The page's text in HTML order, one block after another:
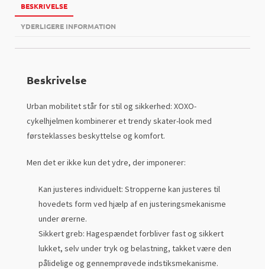
BESKRIVELSE
YDERLIGERE INFORMATION
Beskrivelse
Urban mobilitet står for stil og sikkerhed: XOXO-
cykelhjelmen kombinerer et trendy skater-look med
førsteklasses beskyttelse og komfort.
Men det er ikke kun det ydre, der imponerer:
Kan justeres individuelt: Stropperne kan justeres til
hovedets form ved hjælp af en justeringsmekanisme
under ørerne.
Sikkert greb: Hagespændet forbliver fast og sikkert
lukket, selv under tryk og belastning, takket være den
pålidelige og gennemprøvede indstiksmekanisme.